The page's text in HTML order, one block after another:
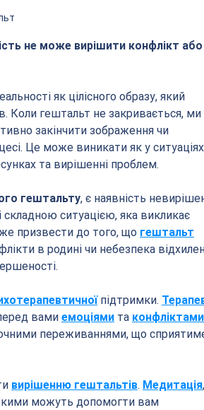
не може вирішити конфлікт або
як цілісного образу, який
Коли гештальт не закривається, ми
закінчити зображення чи
Це може виникати як у ситуаціях
та вирішенні проблем.
гештальту, є наявність
ситуацією, яка викликає
призвести до того, що гештальт
в родині чи небезпека
підтримки.
вами емоціями та конфліктами
переживаннями, що
вирішенню гештальтів. Медитація,
можуть допомогти вам